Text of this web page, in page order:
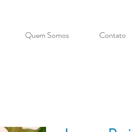
Quem Somos Contato